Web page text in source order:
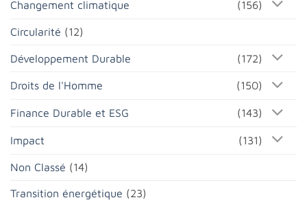
Changement climatique (156)
Circularité (12)
Développement Durable (172)
Droits de l'Homme (150)
Finance Durable et ESG (143)
Impact (131)
Non Classé (14)
Transition énergétique (23)